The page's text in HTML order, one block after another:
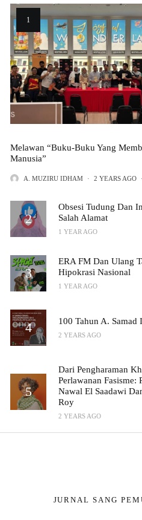
Melawan “Buku-Buku Yang
Manusia”
A. MUZIRU IDHAM · 2 YEARS AGO ·
Obsesi Tudung Dan
Salah Alamat
1 YEAR AGO
ERA FM Dan Ulang
Hipokrasi Nasional
1 YEAR AGO
100 Tahun A. Samad
2 YEARS AGO
Dari Pengharaman
Perlawanan Fasisme:
Nawal El Saadawi
Roy
2 YEARS AGO
JURNAL SANG